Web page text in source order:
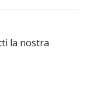
la nostra